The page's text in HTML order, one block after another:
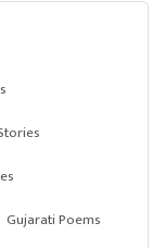
Gujarati Poems